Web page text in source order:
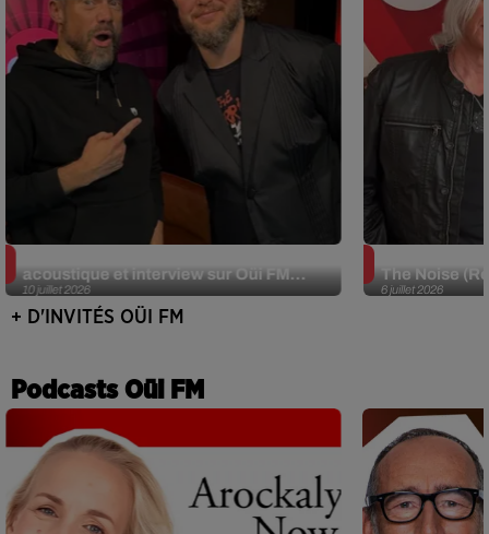
10 juillet 2026
acoustique et interview sur Oüi FM...
6 juillet 2026
The Noise
+ D'INVITÉS OÜI FM
Podcasts Oüi FM